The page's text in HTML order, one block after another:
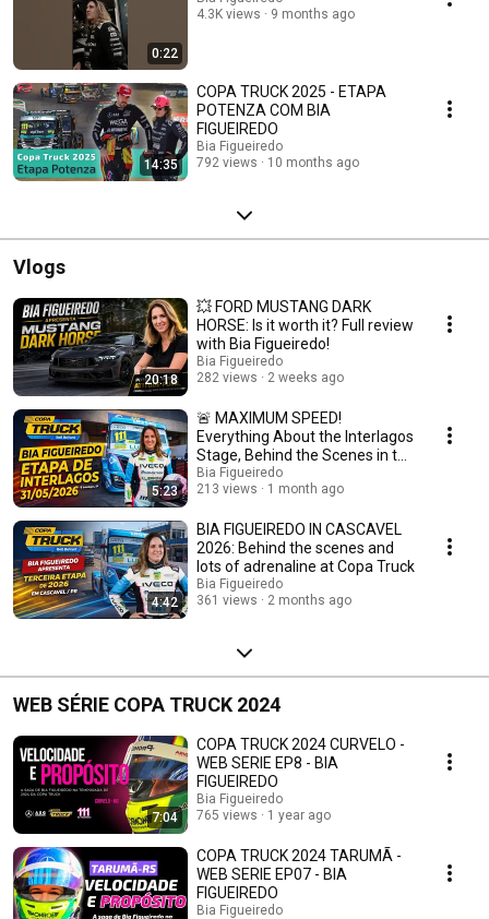
0:22
4.3K views
9 months ago
14:35
COPA TRUCK 2025 - ETAPA
POTENZA COM BIA
FIGUEIREDO
Bia Figueiredo
792 views
10 months ago
Vlogs
20:18
💥 FORD MUSTANG DARK
HORSE: Is it worth it? Full review
with Bia Figueiredo!
Bia Figueiredo
282 views
2 weeks ago
5:23
🚨 MAXIMUM SPEED!
Everything About the Interlagos
Stage, Behind the Scenes in the
Pits, and Track ...
Bia Figueiredo
213 views
1 month ago
4:42
BIA FIGUEIREDO IN CASCAVEL
2026: Behind the scenes and
lots of adrenaline at Copa Truck
Bia Figueiredo
361 views
2 months ago
WEB SÉRIE COPA TRUCK 2024
7:04
COPA TRUCK 2024 CURVELO -
WEB SERIE EP8 - BIA
FIGUEIREDO
Bia Figueiredo
765 views
1 year ago
COPA TRUCK 2024 TARUMÃ -
WEB SERIE EP07 - BIA
FIGUEIREDO
Bia Figueiredo